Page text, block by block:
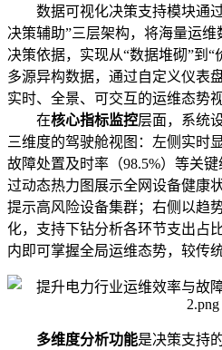
数据可视化决策支持模块通
决策辅助”三层架构，将海量运
决策依据，实现从“数据堆砌”到
多源异构数据，通过自定义仪表
实时、全景、可交互的运维态势视
在核心指标监控层面，系统
三维度的驾驶舱视图：左侧实时
故障处置及时率（98.5%）等关
过动态热力图展示全网设备健康
提示高风险设备集群；右侧以趋
化，支持下钻分析各环节支出占
内即可掌握全局运维态势，较传
多维度分析功能是决策支持